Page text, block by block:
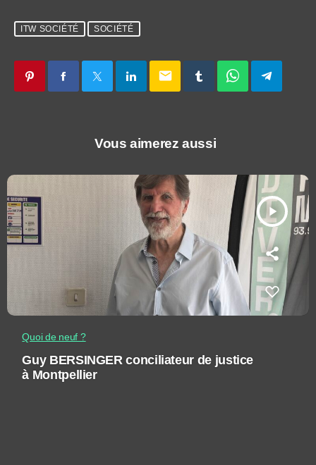
ITW SOCIÉTÉ SOCIÉTÉ
email
Vous aimerez aussi
play_arrow
Quoi de neuf ?
Guy BERSINGER conciliateur de justice
à Montpellier